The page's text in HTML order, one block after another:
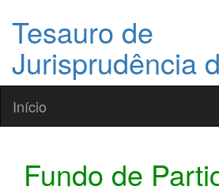
Tesauro de
Jurisprudência
Início
Fundo de